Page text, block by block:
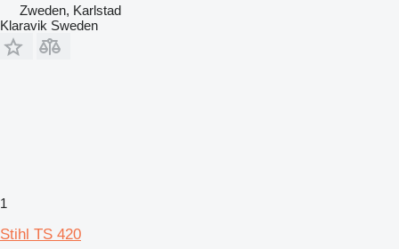
Zweden, Karlstad
Klaravik Sweden
1
Stihl TS 420